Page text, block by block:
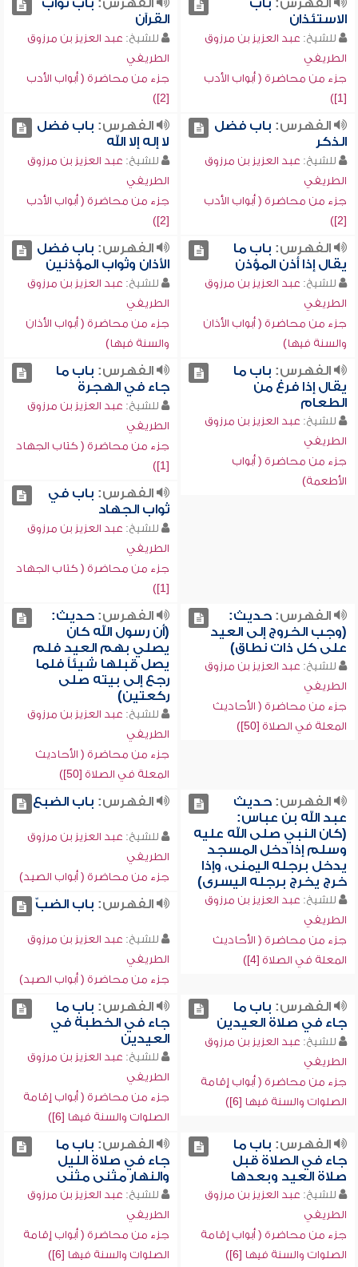
الفهرس: باب
الاستئذان
للشيخ: عبد العزيز بن مرزوق
الطريفي
جزء من محاضرة ( أبواب الأدب
[1])
الفهرس: باب ثواب
القرآن
للشيخ: عبد العزيز بن مرزوق
الطريفي
جزء من محاضرة ( أبواب الأدب
[2])
الفهرس: باب فضل
الذكر
للشيخ: عبد العزيز بن مرزوق
الطريفي
جزء من محاضرة ( أبواب الأدب
[2])
الفهرس: باب فضل
لا إله إلا الله
للشيخ: عبد العزيز بن مرزوق
الطريفي
جزء من محاضرة ( أبواب الأدب
[2])
الفهرس: باب ما
يقال إذا أذن المؤذن
للشيخ: عبد العزيز بن مرزوق
الطريفي
جزء من محاضرة ( أبواب الأذان
والسنة فيها)
الفهرس: باب فضل
الأذان وثواب المؤذنين
للشيخ: عبد العزيز بن مرزوق
الطريفي
جزء من محاضرة ( أبواب الأذان
والسنة فيها)
الفهرس: باب ما
يقال إذا فرغ من
الطعام
للشيخ: عبد العزيز بن مرزوق
الطريفي
جزء من محاضرة ( أبواب
الأطعمة)
الفهرس: باب ما
جاء في الهجرة
للشيخ: عبد العزيز بن مرزوق
الطريفي
جزء من محاضرة ( كتاب الجهاد
[1])
الفهرس: باب في
ثواب الجهاد
للشيخ: عبد العزيز بن مرزوق
الطريفي
جزء من محاضرة ( كتاب الجهاد
[1])
الفهرس:حديث:
(وجب الخروج إلى العيد
على كل ذات نطاق)
للشيخ: عبد العزيز بن مرزوق
الطريفي
جزء من محاضرة ( الأحاديث
المعلة في الصلاة [50])
الفهرس:حديث:
(أن رسول الله كان
يصلي بهم العيد فلم
يصل قبلها شيئاً فلما
رجع إلى بيته صلى
ركعتين)
للشيخ: عبد العزيز بن مرزوق
الطريفي
جزء من محاضرة ( الأحاديث
المعلة في الصلاة [50])
الفهرس:حديث
عبد الله بن عباس:
(كان النبي صلى الله عليه
وسلم إذا دخل المسجد
يدخل برجله اليمنى، وإذا
خرج يخرج برجله اليسرى)
للشيخ: عبد العزيز بن مرزوق
الطريفي
جزء من محاضرة ( الأحاديث
المعلة في الصلاة [4])
الفهرس: باب الضبع
للشيخ: عبد العزيز بن مرزوق
الطريفي
جزء من محاضرة ( أبواب الصيد)
الفهرس: باب الضبّ
للشيخ: عبد العزيز بن مرزوق
الطريفي
جزء من محاضرة ( أبواب الصيد)
الفهرس: باب ما
جاء في صلاة العيدين
للشيخ: عبد العزيز بن مرزوق
الطريفي
جزء من محاضرة ( أبواب إقامة
الصلوات والسنة فيها [6])
الفهرس: باب ما
جاء في الخطبة في
العيدين
للشيخ: عبد العزيز بن مرزوق
الطريفي
جزء من محاضرة ( أبواب إقامة
الصلوات والسنة فيها [6])
الفهرس: باب ما
جاء في الصلاة قبل
صلاة العيد وبعدها
للشيخ: عبد العزيز بن مرزوق
الطريفي
جزء من محاضرة ( أبواب إقامة
الصلوات والسنة فيها [6])
الفهرس: باب ما
جاء في صلاة الليل
والنهار مثنى مثنى
للشيخ: عبد العزيز بن مرزوق
الطريفي
جزء من محاضرة ( أبواب إقامة
الصلوات والسنة فيها [6])